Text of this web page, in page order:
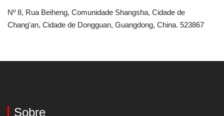
Nº 8, Rua Beiheng, Comunidade Shangsha, Cidade de
Chang'an, Cidade de Dongguan, Guangdong, China. 523867
Sobre